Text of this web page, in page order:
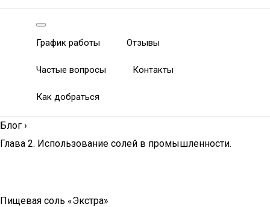
График работы Отзывы
Частые вопросы Контакты
Как добраться
Блог ›
Глава 2. Использование солей в промышленности.
Пищевая соль «Экстра»